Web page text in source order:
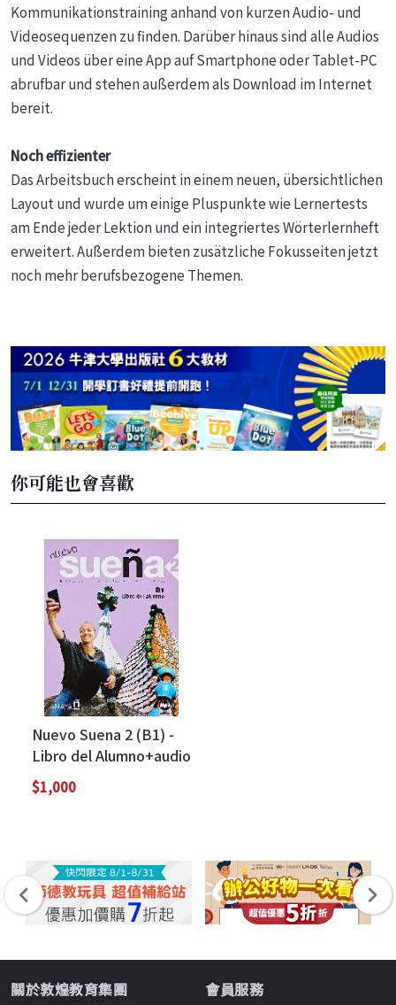
Kommunikationstraining anhand von kurzen Audio- und
Videosequenzen zu finden. Darüber hinaus sind alle Audios
und Videos über eine App auf Smartphone oder Tablet-PC
abrufbar und stehen außerdem als Download im Internet
bereit.
Noch effizienter
Das Arbeitsbuch erscheint in einem neuen, übersichtlichen
Layout und wurde um einige Pluspunkte wie Lernertests
am Ende jeder Lektion und ein integriertes Wörterlernheft
erweitert. Außerdem bieten zusätzliche Fokusseiten jetzt
noch mehr berufsbezogene Themen.
你可能也會喜歡
Nuevo Suena 2 (B1) -
Libro del Alumno+audio
descargable 課本+音檔
線上下載
$1,000
關於敦煌教育集團 會員服務